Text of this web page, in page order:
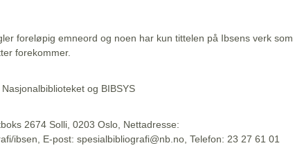
foreløpig emneord og noen har kun tittelen på Ibsens verk som
forekommer.
og BIBSYS
2674 Solli, 0203 Oslo, Nettadresse:
ibsen, E-post: spesialbibliografi@nb.no, Telefon: 23 27 61 01